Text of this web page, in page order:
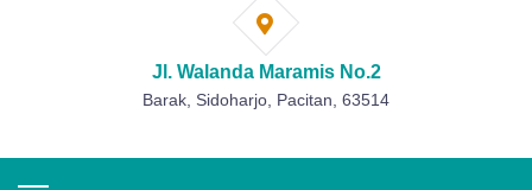
Jl. Walanda Maramis No.2
Barak, Sidoharjo, Pacitan, 63514